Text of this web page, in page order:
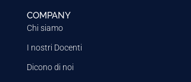
COMPANY
Chi siamo
I nostri Docenti
Dicono di noi